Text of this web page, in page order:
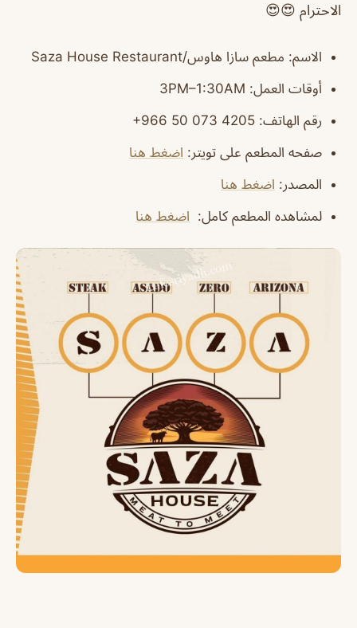
الاحترام 😍😍
الاسم: مطعم سازا هاوس/Saza House Restaurant
أوقات العمل: 3PM–1:30AM
رقم الهاتف: ‏‪‏‪‏‪‏‪‏‪‏‪+966 50 073 4205‬‏
صفحه المطعم على تويتر : اضغط هنا
المصدر : اضغط هنا
لمشاهده المطعم كامل: اضغط هنا